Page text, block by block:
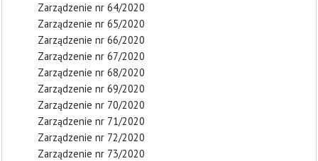
Zarządzenie nr 64/2020
Zarządzenie nr 65/2020
Zarządzenie nr 66/2020
Zarządzenie nr 67/2020
Zarządzenie nr 68/2020
Zarządzenie nr 69/2020
Zarządzenie nr 70/2020
Zarządzenie nr 71/2020
Zarządzenie nr 72/2020
Zarządzenie nr 73/2020